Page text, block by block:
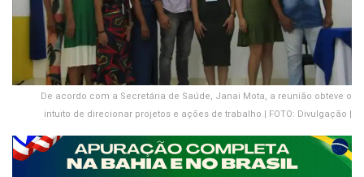
De acordo com a Secretária de Saúde, Janai Mota, a reunião obteve o
intuito de direcionar projetos e ações de trabalho | FOTO: Divulgação |